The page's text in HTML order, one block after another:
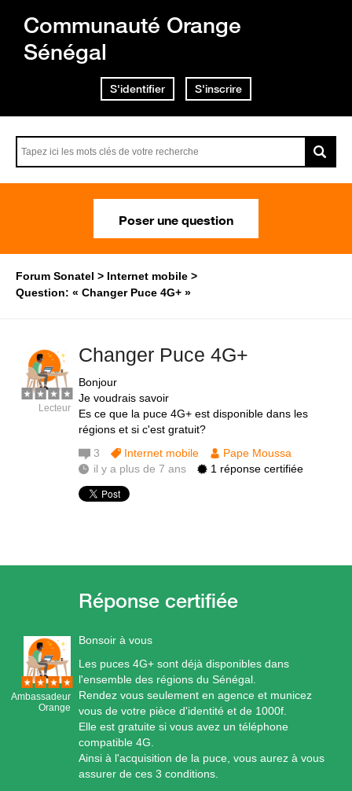
Communauté Orange
Sénégal
S'identifier S'inscrire
Poser une question
Forum Sonatel
Internet mobile
Question: « Changer Puce 4G+ »
Changer Puce 4G+
Bonjour
Je voudrais savoir
Es ce que la puce 4G+ est disponible dans les
régions et si c'est gratuit?
Lecteur
3 Internet mobile
Pape Moussa
il y a plus de 7 ans
1 réponse certifiée
Ambassadeur
Orange
Bonsoir à vous
Les puces 4G+ sont déjà disponibles dans
l'ensemble des régions du Sénégal.
Rendez vous seulement en agence et municez
vous de votre pièce d'identité et de 1000f.
Elle est gratuite si vous avez un téléphone
compatible 4G.
Ainsi à l'acquisition de la puce, vous aurez à vous
assurer de ces 3 conditions.